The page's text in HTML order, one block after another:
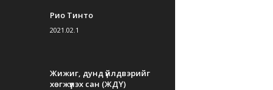
Рио Тинто
2021.02.1
Жижиг, дунд үйлдвэрийг
хөгжүүлэх сан (ЖДҮ)